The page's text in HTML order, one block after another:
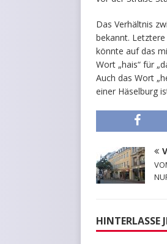
Das Verhältnis
bekannt.
könnte auf das
Wort „hais“ für
Auch das Wort
einer Häselburg
HINTERLASSE